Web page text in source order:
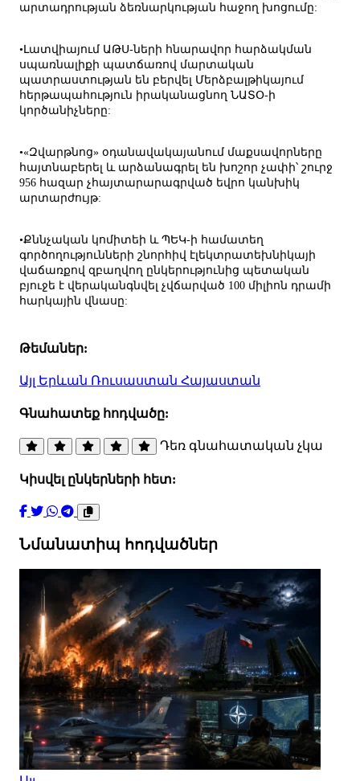
արտադրության ձեռնարկության հաջող խոցումը:
•Լատվիայում ԱԹՍ-ների հնարավոր հարձակման
սպառնալիքի պատճառով մարտական
պատրաստության են բերվել Մերձբալթիկայում
հերթապահություն իրականացնող ՆԱՏՕ-ի
կործանիչները:
•«Զվարթնոց» օդանավակայանում մաքսավորները
հայտնաբերել և արձանագրել են խոշոր չափի՝ շուրջ
956 հազար չհայտարարագրված եվրո կանխիկ
արտարժույթ:
•Քննչական կոմիտեի և ՊԵԿ-ի համատեղ
գործողությունների շնորհիվ էլեկտրատեխնիկայի
վաճառքով զբաղվող ընկերությունից պետական
բյուջե է վերականգնվել չվճարված 100 միլիոն դրամի
հարկային վնասը:
Թեմաներ:
Այլ Երևան Ռուսաստան Հայաստան
Գնահատեք հոդվածը:
Դեռ գնահատական չկա
Կիսվել ընկերների հետ:
Նմանատիպ հոդվածներ